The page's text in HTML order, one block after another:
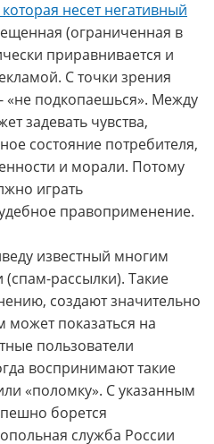
несет негативный
(ограниченная в
приравнивается и
С точки зрения
подкопаешься». Между
задевать чувства,
состояние потребителя,
и морали. Потому
играть
правоприменение.
известный многим
рассылки). Такие
создают значительно
может показаться на
пользователи
воспринимают такие
«поломку». С указанным
борется
служба России